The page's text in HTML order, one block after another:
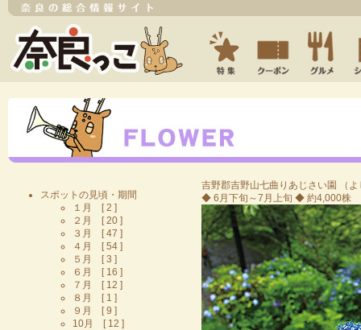
スポットの見頃・期間
１月 [ 2 ]
２月 [ 20 ]
３月 [ 47 ]
４月 [ 54 ]
５月 [ 3 ]
６月 [ 16 ]
７月 [ 12 ]
８月 [ 1 ]
９月 [ 9 ]
10月 [ 12 ]
吉野郡吉野山七曲りあじさい園
（
◆ 6月下旬～7月上旬 ◆ 約4,000株